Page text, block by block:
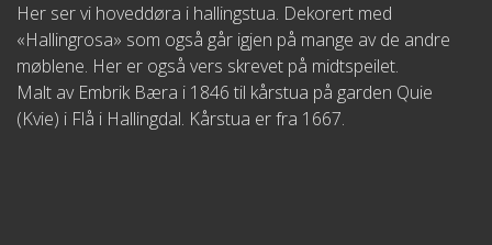
Her ser vi hoveddøra i hallingstua. Dekorert med
«Hallingrosa» som også går igjen på mange av de andre
møblene. Her er også vers skrevet på midtspeilet.
Malt av Embrik Bæra i 1846 til kårstua på garden Quie
(Kvie) i Flå i Hallingdal. Kårstua er fra 1667.